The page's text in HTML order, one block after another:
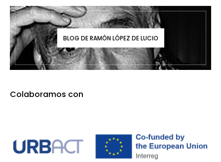
BLOG DE RAMÓN LÓPEZ DE LUCIO
Colaboramos con